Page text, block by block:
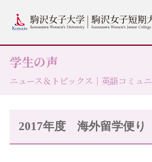
学生の声
ニュース＆トピックス｜英語コミュ
2017年度 海外留学便